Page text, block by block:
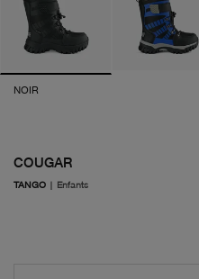
NOIR
COUGAR
TANGO | Enfants